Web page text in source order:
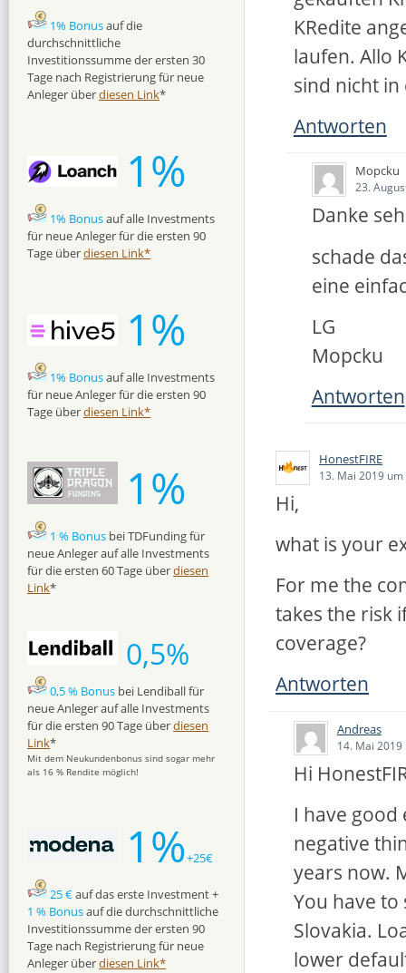
KRedite
laufen. Allo
sind nicht
Antworten
Mopcku
23.
Danke
schade
eine
LG
Mopcku
Antworten
HonestFIRE
13. Mai 2019 um
Hi,
what is your
For me the
takes the risk
coverage?
Antworten
Andreas
14. Mai 2019
Hi
I have
negative
years now.
You have
Slovakia.
lower
1% Bonusauf die
durchschnittliche
Investitionssumme der ersten 30
Tage nach Registrierung für neue
Anleger überdiesen Link*
1%
1% Bonusauf alle Investments
für neue Anleger für die ersten 90
Tage überdiesen Link*
1%
1% Bonusauf alle Investments
für neue Anleger für die ersten 90
Tage überdiesen Link*
1%
1 % Bonus bei TDFunding für
neue Anleger auf alle Investments
für die ersten 60 Tage überdiesen
Link*
0,5%
0,5 % Bonus bei Lendiball für
neue Anleger auf alle Investments
für die ersten 90 Tage überdiesen
Link*
Mit dem Neukundenbonus sind sogar mehr
als 16 % Rendite möglich!
1%+25€
25 €auf das erste Investment +
1 % Bonusauf die durchschnittliche
Investitionssumme der ersten 90
Tage nach Registrierung für neue
Anleger überdiesen Link*